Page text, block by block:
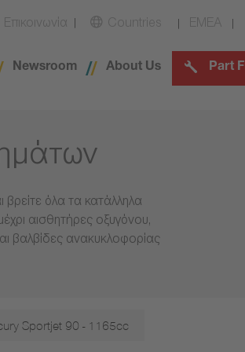
Επικοινωνία Countries EMEA
Newsroom About Us Part
όλα τα κατάλληλα
αισθητήρες οξυγόνου,
βαλβίδες ανακυκλοφορίας
Sportjet 90 - 1165cc